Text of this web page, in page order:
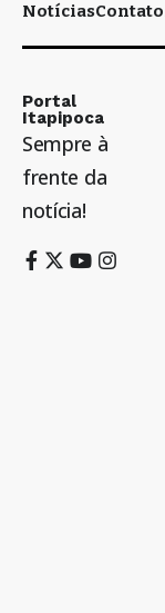
NotíciasContato
Portal
Itapipoca
Sempre à
frente da
notícia!